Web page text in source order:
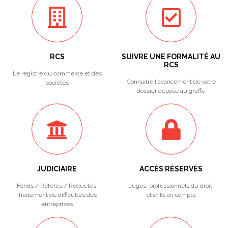
RCS
Le registre du commerce et des
sociétés
SUIVRE UNE FORMALITÉ AU
RCS
Connaitre l'avancement de votre
dossier déposé au greffe
JUDICIAIRE
Fonds / Référés / Requêtes.
Traitement de difficultés des
entreprises
ACCÈS RÉSERVÉS
Juges, professionnels du droit,
clients en compte